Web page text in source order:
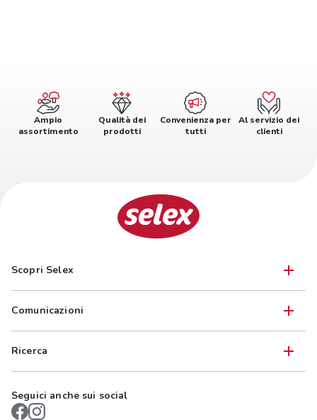
Ampio
assortimento
Qualità dei
prodotti
Convenienza per
tutti
Al servizio dei
clienti
Scopri Selex
Comunicazioni
Ricerca
Seguici anche sui social